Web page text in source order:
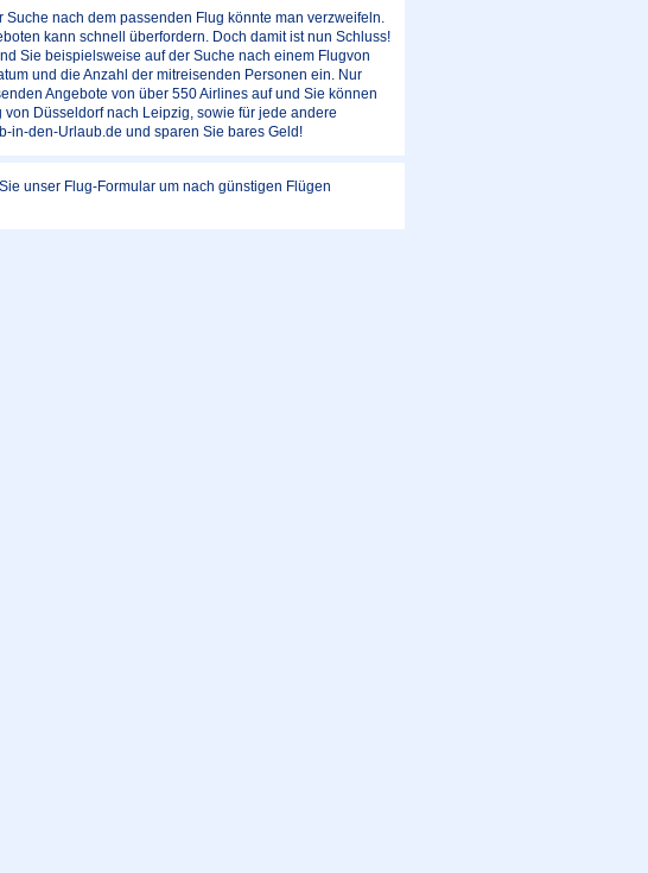
nach dem passenden Flug könnte man verzweifeln.
kann schnell überfordern. Doch damit ist nun Schluss!
Sie beispielsweise auf der Suche nach einem Flugvon
und die Anzahl der mitreisenden Personen ein. Nur
Angebote von über 550 Airlines auf und Sie können
Düsseldorf nach Leipzig, sowie für jede andere
in-den-Urlaub.de und sparen Sie bares Geld!
unser Flug-Formular um nach günstigen Flügen